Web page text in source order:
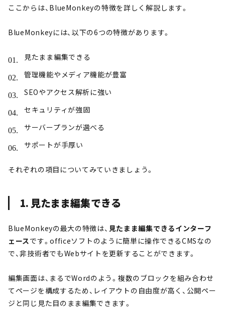
ここからは、BlueMonkeyの特徴を詳しく解説します。
BlueMonkeyには、以下の6つの特徴があります。
見たまま編集できる
管理機能やメディア機能が豊富
SEOやアクセス解析に強い
セキュリティが強固
サーバープランが選べる
サポートが手厚い
それぞれの項目についてみていきましょう。
1. 見たまま編集できる
BlueMonkeyの最大の特徴は、 見たまま編集できるインターフ
ェースです。officeソフトのように簡単に操作できるCMSなの
で、非技術者でもWebサイトを更新することができます。
編集画面は、まるでWordのよう。複数のブロックを組み合わせ
てページを構成するため、レイアウトの自由度が高く、公開ペー
ジと同じ見た目のまま編集できます。